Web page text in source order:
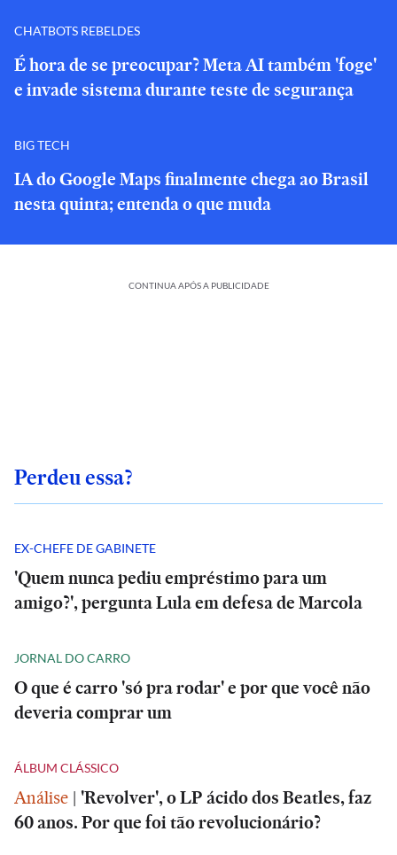
CHATBOTS REBELDES
É hora de se preocupar? Meta AI também 'foge'
e invade sistema durante teste de segurança
BIG TECH
IA do Google Maps finalmente chega ao Brasil
nesta quinta; entenda o que muda
CONTINUA APÓS A PUBLICIDADE
Perdeu essa?
EX-CHEFE DE GABINETE
'Quem nunca pediu empréstimo para um
amigo?', pergunta Lula em defesa de Marcola
JORNAL DO CARRO
O que é carro 'só pra rodar' e por que você não
deveria comprar um
ÁLBUM CLÁSSICO
Análise | 'Revolver', o LP ácido dos Beatles, faz
60 anos. Por que foi tão revolucionário?